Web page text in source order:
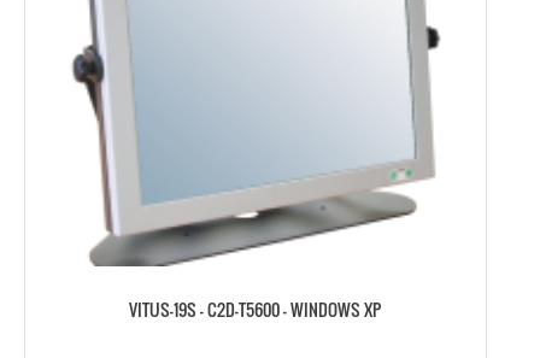
VITUS-19S – C2D-T5600 – WINDOWS XP